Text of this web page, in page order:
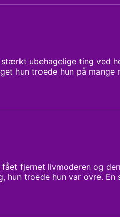
ubehagelige ting ved
hun troede hun på mange
fjernet livmoderen og
troede hun var ovre. En